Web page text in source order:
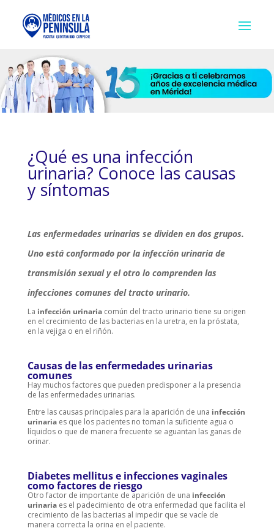
¿Qué es una infección
urinaria? Conoce las causas
y síntomas
Las enfermedades urinarias se dividen en dos grupos.
Uno está conformado por la infección urinaria de
transmisión sexual y el otro lo comprenden las
infecciones comunes del tracto urinario.
La infección urinariacomún del tracto urinario tiene su origen
en el crecimiento de las bacterias en la uretra, en la próstata,
en la vejiga o en el riñón.
Causas de las enfermedades urinarias
comunes
Hay muchos factores que pueden predisponer a la presencia
de las enfermedades urinarias.
Entre las causas principales para la aparición de una infección
urinariaes que los pacientes no toman la suficiente agua o
líquidos o que de manera frecuente se aguantan las ganas de
orinar.
Diabetes mellitus e infecciones vaginales
como factores de riesgo
Otro factor de importante de aparición de una infección
urinariaes el padecimiento de otra enfermedad que facilita el
crecimiento de las bacterias al impedir que se vacíe de
manera correcta la orina en el paciente.